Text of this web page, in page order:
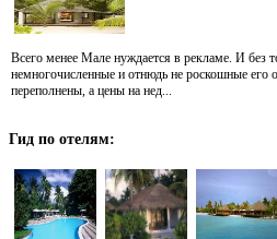
Всего менее Мале нуждается в рекламе. И без
немногочисленные и отнюдь не роскошные его
переполнены, а цены на нед...
Гид по отелям: